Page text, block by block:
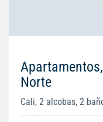
Norte
Cali, 2 alcobas, 2